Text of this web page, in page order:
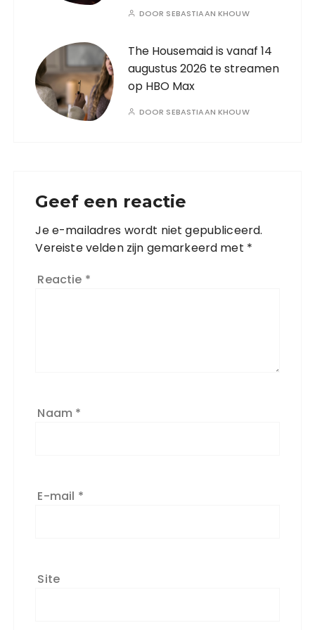
DOOR SEBASTIAAN KHOUW
The Housemaid is vanaf 14
augustus 2026 te streamen
op HBO Max
DOOR SEBASTIAAN KHOUW
Geef een reactie
Je e-mailadres wordt niet gepubliceerd.
Vereiste velden zijn gemarkeerd met *
Reactie *
Naam *
E-mail *
Site